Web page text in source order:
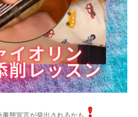
態宣言が発出されるかも